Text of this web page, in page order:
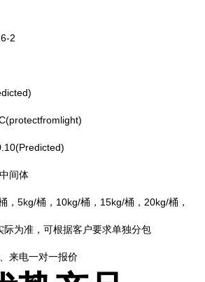
2
间体
，5kg/桶，10kg/桶，15kg/桶，20kg/桶，
为准，可根据客户要求单独分包
来电一对一报价